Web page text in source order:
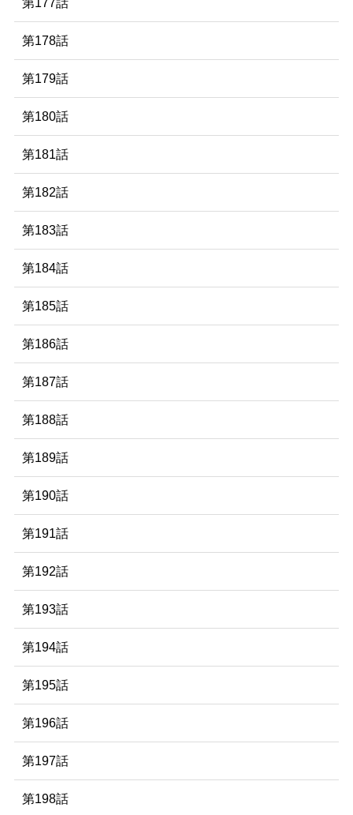
第177話
第178話
第179話
第180話
第181話
第182話
第183話
第184話
第185話
第186話
第187話
第188話
第189話
第190話
第191話
第192話
第193話
第194話
第195話
第196話
第197話
第198話